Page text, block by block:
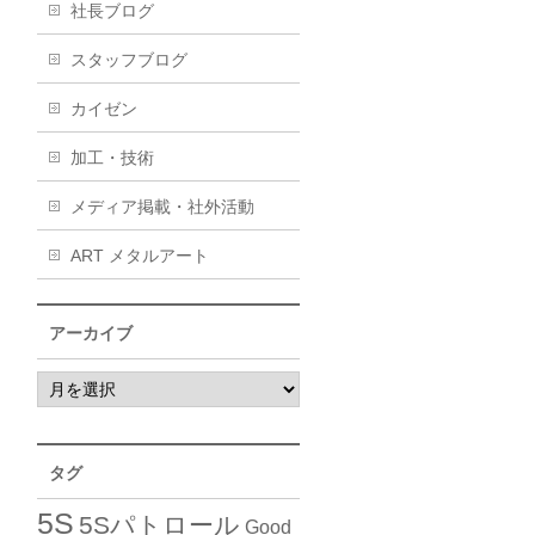
社長ブログ
スタッフブログ
カイゼン
加工・技術
メディア掲載・社外活動
ART メタルアート
アーカイブ
タグ
5S 5Sパトロール Good